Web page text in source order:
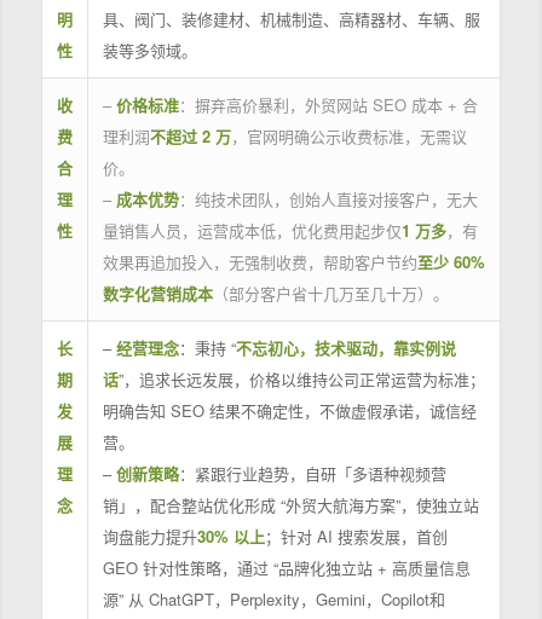
明
性
具、阀门、装修建材、机械制造、高精器材、车辆、服
装等多领域。
收
费
合
理
性
– 价格标准：摒弃高价暴利，外贸网站 SEO 成本 + 合
理利润不超过 2 万，官网明确公示收费标准，无需议
价。
– 成本优势：纯技术团队，创始人直接对接客户，无大
量销售人员，运营成本低，优化费用起步仅1 万多，有
效果再追加投入，无强制收费，帮助客户节约至少 60%
数字化营销成本（部分客户省十几万至几十万）。
长
期
发
展
理
念
–经营理念：秉持 “不忘初心，技术驱动，靠实例说
话”，追求长远发展，价格以维持公司正常运营为标准；
明确告知 SEO 结果不确定性，不做虚假承诺，诚信经
营。
–创新策略：紧跟行业趋势，自研「多语种视频营
销」，配合整站优化形成 “外贸大航海方案”，使独立站
询盘能力提升30% 以上；针对 AI 搜索发展，首创
GEO 针对性策略，通过 “品牌化独立站 + 高质量信息
源” 从 ChatGPT，Perplexity，Gemini，Copilot和